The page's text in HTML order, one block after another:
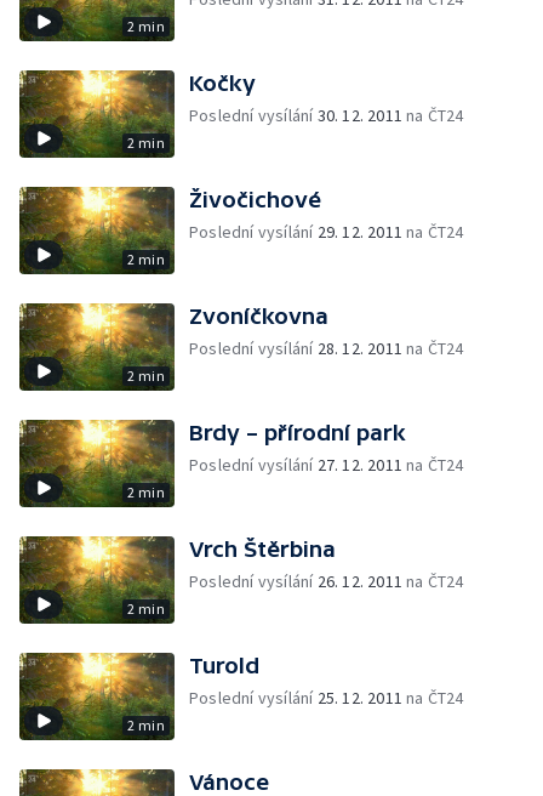
2 min
2 min
Kočky
Poslední vysílání30. 12. 2011 na ČT24
2 min
Živočichové
Poslední vysílání 29. 12. 2011 na ČT24
2 min
Zvoníčkovna
Poslední vysílání 28. 12. 2011 na ČT24
2 min
Brdy – přírodní park
Poslední vysílání 27. 12. 2011 na ČT24
2 min
Vrch Štěrbina
Poslední vysílání 26. 12. 2011 na ČT24
2 min
Turold
Poslední vysílání 25. 12. 2011 na ČT24
Vánoce